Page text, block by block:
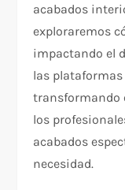
acabados
exploraremos
impactando el
las
transformando
los
acabados
necesidad.